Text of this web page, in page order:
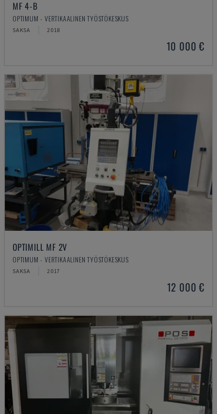
MF 4-B
OPTIMUM - VERTIKAALINEN TYÖSTÖKESKUS
SAKSA 2018
10 000 €
OPTIMILL MF 2V
OPTIMUM - VERTIKAALINEN TYÖSTÖKESKUS
SAKSA 2017
12 000 €